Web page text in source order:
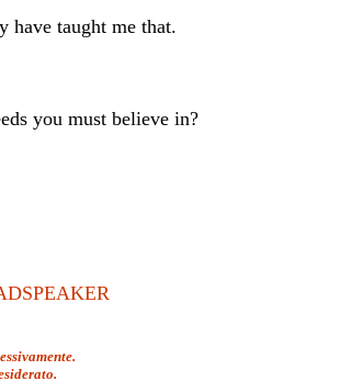
have taught me that.
you must believe in?